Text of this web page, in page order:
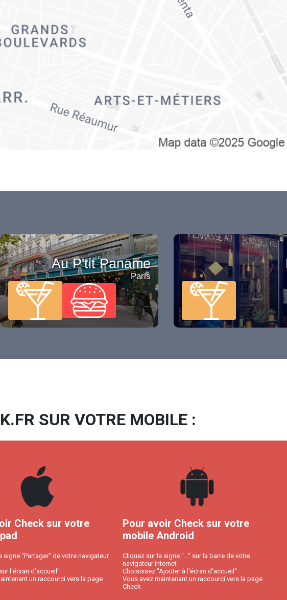
Au P'tit Paname
Paris
SUR VOTRE MOBILE :
Check sur votre
signe "Partager" de votre navigateur
l'écran d'accueil"
un raccourci vers la page
Pour avoir Check sur votre
mobile Android
Cliquez sur le signe "..." sur la barre de votre
navigateur internet
Choisissez "Ajouter à l'écran d'accueil"
Vous avez maintenant un raccourci vers la page
Check